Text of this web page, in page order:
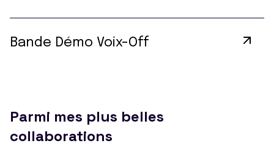
Bande Démo Voix-Off
Parmi mes plus belles
collaborations